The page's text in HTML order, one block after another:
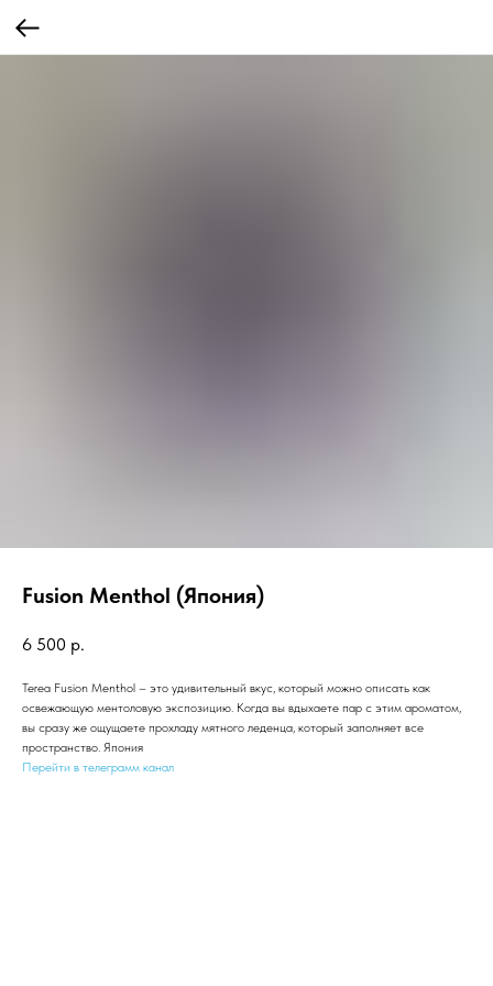
Fusion Menthol (Япония)
6 500 р.
Terea Fusion Menthol – это удивительный вкус, который можно описать как
освежающую ментоловую экспозицию. Когда вы вдыхаете пар с этим ароматом,
вы сразу же ощущаете прохладу мятного леденца, который заполняет все
пространство. Япония
Перейти в телеграмм канал